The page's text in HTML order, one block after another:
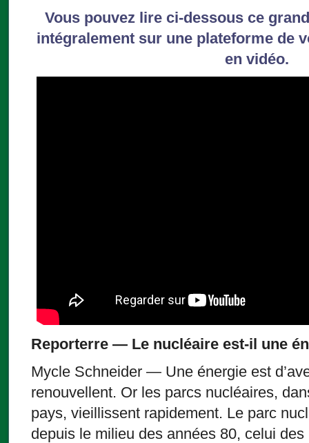
Vous pouvez lire ci-dessous ce
intégralement sur une plateforme de
en vidéo.
Reporterre — Le nucléaire est-il une
Mycle Schneider — Une énergie est
renouvellent. Or les parcs nucléaires,
pays, vieillissent rapidement. Le parc
depuis le milieu des années 80, celui